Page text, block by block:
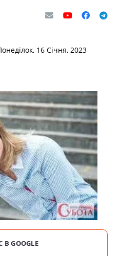
16 Січня, 2023
GOOGLE